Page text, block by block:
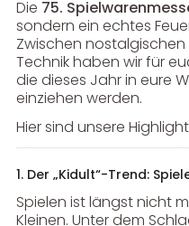
Die 75.
sondern ein echtes
Zwischen
Technik haben wir für
die dieses Jahr in eure
einziehen werden.
Hier sind unsere
1. Der „Kidult“-Trend:
Spielen ist längst nicht
Kleinen. Unter dem